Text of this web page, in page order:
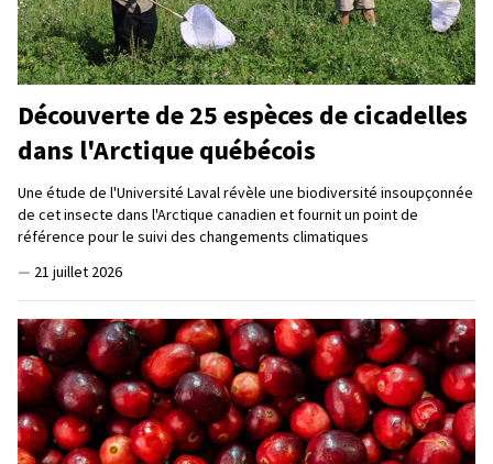
Découverte de 25 espèces de cicadelles
dans l'Arctique québécois
Une étude de l'Université Laval révèle une biodiversité insoupçonnée
de cet insecte dans l'Arctique canadien et fournit un point de
référence pour le suivi des changements climatiques
— 21 juillet 2026